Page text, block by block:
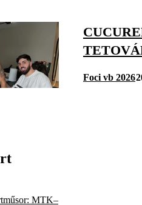
Foci vb 2026
MTK–